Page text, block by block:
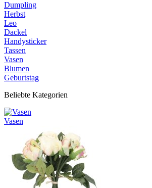
Dumpling
Herbst
Leo
Dackel
Handysticker
Tassen
Vasen
Blumen
Geburtstag
Beliebte Kategorien
Vasen